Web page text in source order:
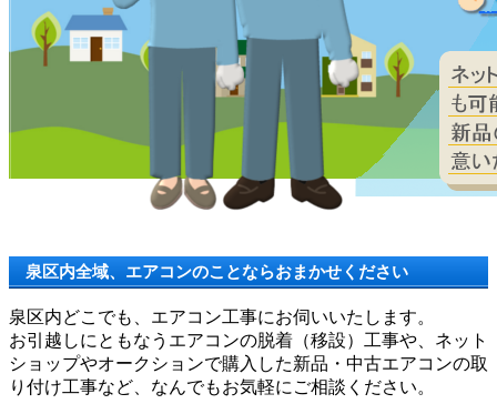
泉区内全域、エアコンのことならおまかせください
泉区内どこでも、エアコン工事にお伺いいたします。
お引越しにともなうエアコンの脱着（移設）工事や、ネット
ショップやオークションで購入した新品・中古エアコンの取
り付け工事など、なんでもお気軽にご相談ください。